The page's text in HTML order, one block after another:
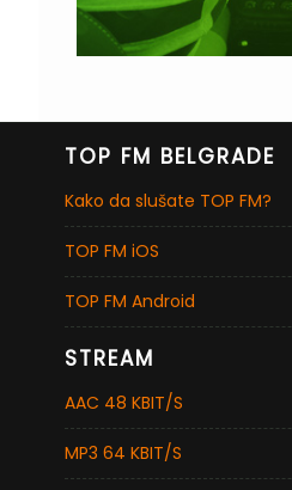
TOP FM BELGRADE
Kako da slušate TOP FM?
TOP FM iOS
TOP FM Android
STREAM
AAC 48 KBIT/S
MP3 64 KBIT/S